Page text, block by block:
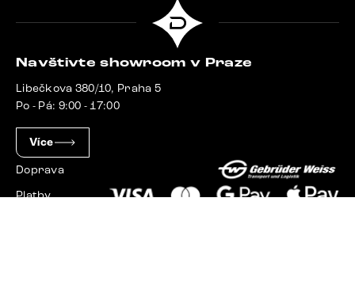
Navštivte showroom v Praze
Libečkova 380/10, Praha 5
Po - Pá: 9:00 - 17:00
Více
Doprava
Platby